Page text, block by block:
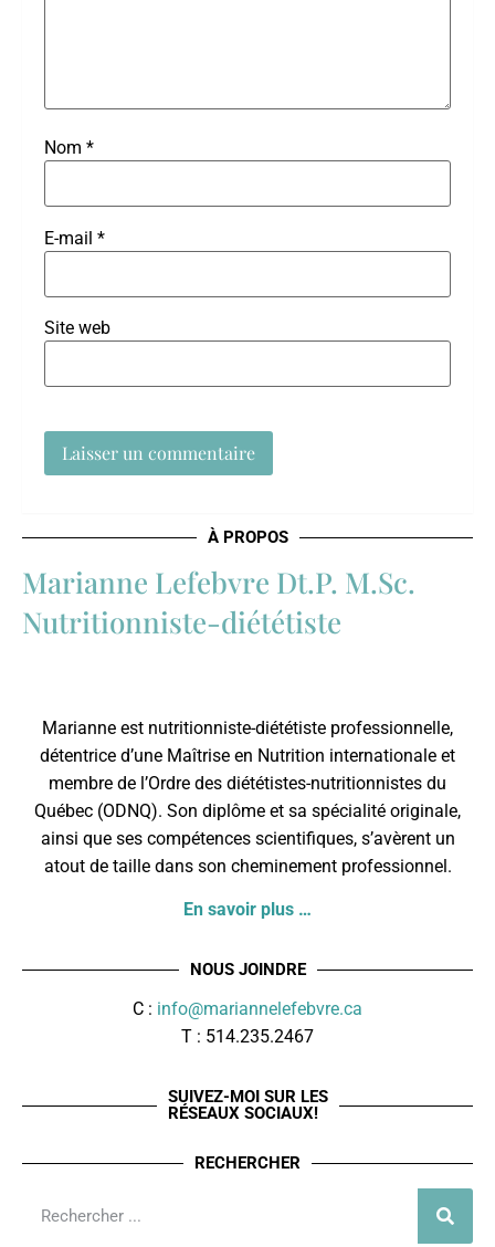
Nom *
E-mail *
Site web
À PROPOS
Marianne Lefebvre Dt.P. M.Sc.
Nutritionniste-diététiste
Marianne est nutritionniste-diététiste professionnelle,
détentrice d’une Maîtrise en Nutrition internationale et
membre de l’Ordre des diététistes-nutritionnistes du
Québec (ODNQ). Son diplôme et sa spécialité originale,
ainsi que ses compétences scientifiques, s’avèrent un
atout de taille dans son cheminement professionnel.
En savoir plus …
NOUS JOINDRE
C : info@mariannelefebvre.ca
T : 514.235.2467
SUIVEZ-MOI SUR LES
RÉSEAUX SOCIAUX!
RECHERCHER